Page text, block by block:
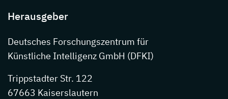
Herausgeber
Deutsches Forschungszentrum für
Künstliche Intelligenz GmbH (DFKI)
Trippstadter Str. 122
67663 Kaiserslautern